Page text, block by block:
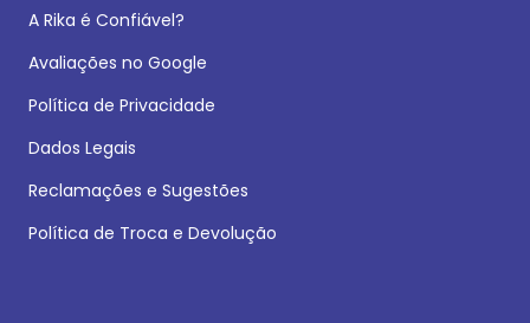
A Rika é Confiável?
Avaliações no Google
Política de Privacidade
Dados Legais
Reclamações e Sugestões
Política de Troca e Devolução